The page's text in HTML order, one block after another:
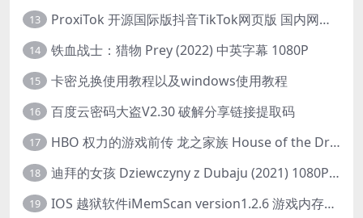
13 ProxiTok 开源国际版抖音TikTok网页版 国内网络直连
14 铁血战士：猎物 Prey (2022) 中英字幕 1080P
15 卡密兑换使用教程以及windows使用教程
16 百度云密码大盗V2.30 破解分享链接提取码
17 HBO 权力的游戏前传 龙之家族 House of the Dragon (2022) 中字 1080P 更新4集
18 迪拜的女孩 Dziewczyny z Dubaju (2021) 1080P 中字
19 IOS 越狱软件iMemScan version1.2.6 游戏内存修改器